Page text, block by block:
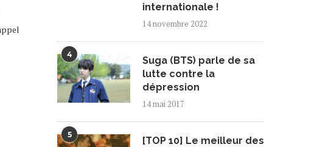
internationale !
14 novembre 2022
4
Suga (BTS) parle de sa
lutte contre la
dépression
14 mai 2017
5
[TOP 10] Le meilleur des